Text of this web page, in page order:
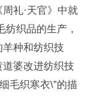
礼·天官》中就
纺织品的生产，
种和纺织技
婆改进纺织技
毛织寒衣\”的描